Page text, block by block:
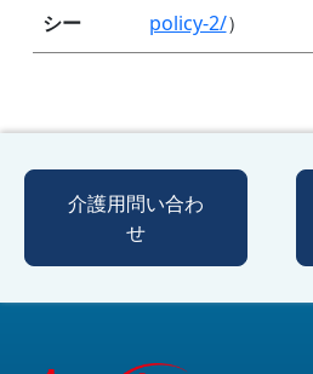
シー
policy-2/）
介護用問い合わ
せ